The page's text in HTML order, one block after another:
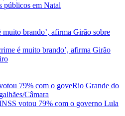
públicos em Natal
é muito brando’, afirma Girão
votou 79% com o governo Lula